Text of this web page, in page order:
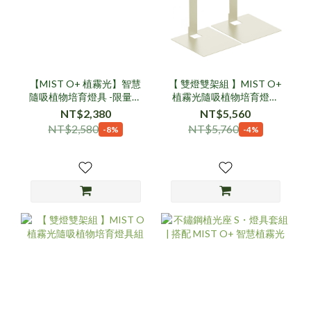
【MIST O+ 植霧光】智慧
隨吸植物培育燈具 -限量透
黑
NT$2,380
NT$2,580 -8%
【 雙燈雙架組 】MIST O+
植霧光隨吸植物培育燈具
組- 米
NT$5,560
NT$5,760 -4%